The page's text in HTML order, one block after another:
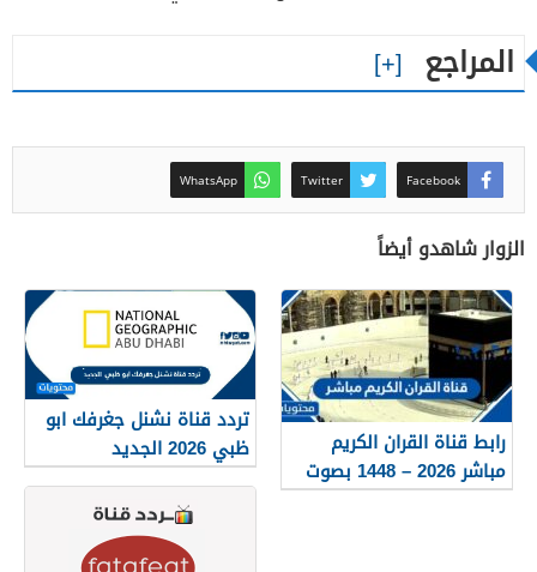
المراجع
Facebook
Twitter
WhatsApp
الزوار شاهدو أيضاً
رابط قناة القران الكريم
مباشر 2026 – 1448 بصوت
جميل
تردد قناة نشنل جغرفك ابو
ظبي 2026 الجديد